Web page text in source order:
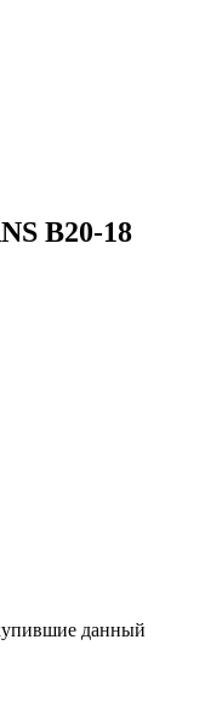
B20-18
данный